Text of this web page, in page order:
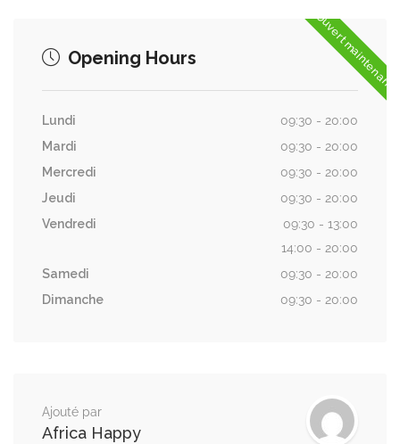
Ouvert maintenant
Opening Hours
Lundi
09:30 - 20:00
Mardi
09:30 - 20:00
Mercredi
09:30 - 20:00
Jeudi
09:30 - 20:00
Vendredi
09:30 - 13:00
14:00 - 20:00
Samedi
09:30 - 20:00
Dimanche
09:30 - 20:00
Ajouté par
Africa Happy